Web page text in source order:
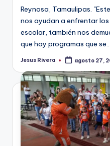
Reynosa, Tamaulipas.
nos ayudan a enfrentar
escolar, también nos
que hay programas que se…
Publicado
Jesus Rivera agosto 27,